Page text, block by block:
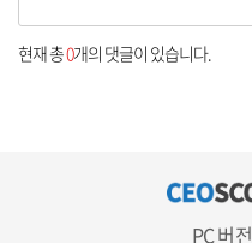
현재 총0개의 댓글이 있습니다.
PC 버전